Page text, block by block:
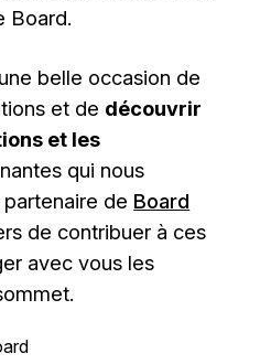
Board.
belle occasion de
et de découvrir
et les
qui nous
de Board
de contribuer à ces
avec vous les